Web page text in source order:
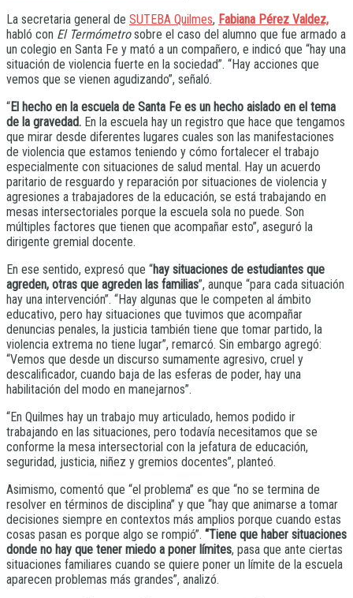
La secretaria general de SUTEBA Quilmes, Fabiana Pérez Valdez,
habló con El Termómetrosobre el caso del alumno que fue armado a
un colegio en Santa Fe y mató a un compañero, e indicó que “hay una
situación de violencia fuerte en la sociedad”. “Hay acciones que
vemos que se vienen agudizando”, señaló.
“El hecho en la escuela de Santa Fe es un hecho aislado en el tema
de la gravedad. En la escuela hay un registro que hace que tengamos
que mirar desde diferentes lugares cuales son las manifestaciones
de violencia que estamos teniendo y cómo fortalecer el trabajo
especialmente con situaciones de salud mental. Hay un acuerdo
paritario de resguardo y reparación por situaciones de violencia y
agresiones a trabajadores de la educación, se está trabajando en
mesas intersectoriales porque la escuela sola no puede. Son
múltiples factores que tienen que acompañar esto”, aseguró la
dirigente gremial docente.
En ese sentido, expresó que “hay situaciones de estudiantes que
agreden, otras que agreden las familias”, aunque “para cada situación
hay una intervención”. “Hay algunas que le competen al ámbito
educativo, pero hay situaciones que tuvimos que acompañar
denuncias penales, la justicia también tiene que tomar partido, la
violencia extrema no tiene lugar”, remarcó. Sin embargo agregó:
“Vemos que desde un discurso sumamente agresivo, cruel y
descalificador, cuando baja de las esferas de poder, hay una
habilitación del modo en manejarnos”.
“En Quilmes hay un trabajo muy articulado, hemos podido ir
trabajando en las situaciones, pero todavía necesitamos que se
conforme la mesa intersectorial con la jefatura de educación,
seguridad, justicia, niñez y gremios docentes”, planteó.
Asimismo, comentó que “el problema” es que “no se termina de
resolver en términos de disciplina” y que “hay que animarse a tomar
decisiones siempre en contextos más amplios porque cuando estas
cosas pasan es porque algo se rompió”. “Tiene que haber situaciones
donde no hay que tener miedo a poner límites, pasa que ante ciertas
situaciones familiares cuando se quiere poner un límite de la escuela
aparecen problemas más grandes”, analizó.